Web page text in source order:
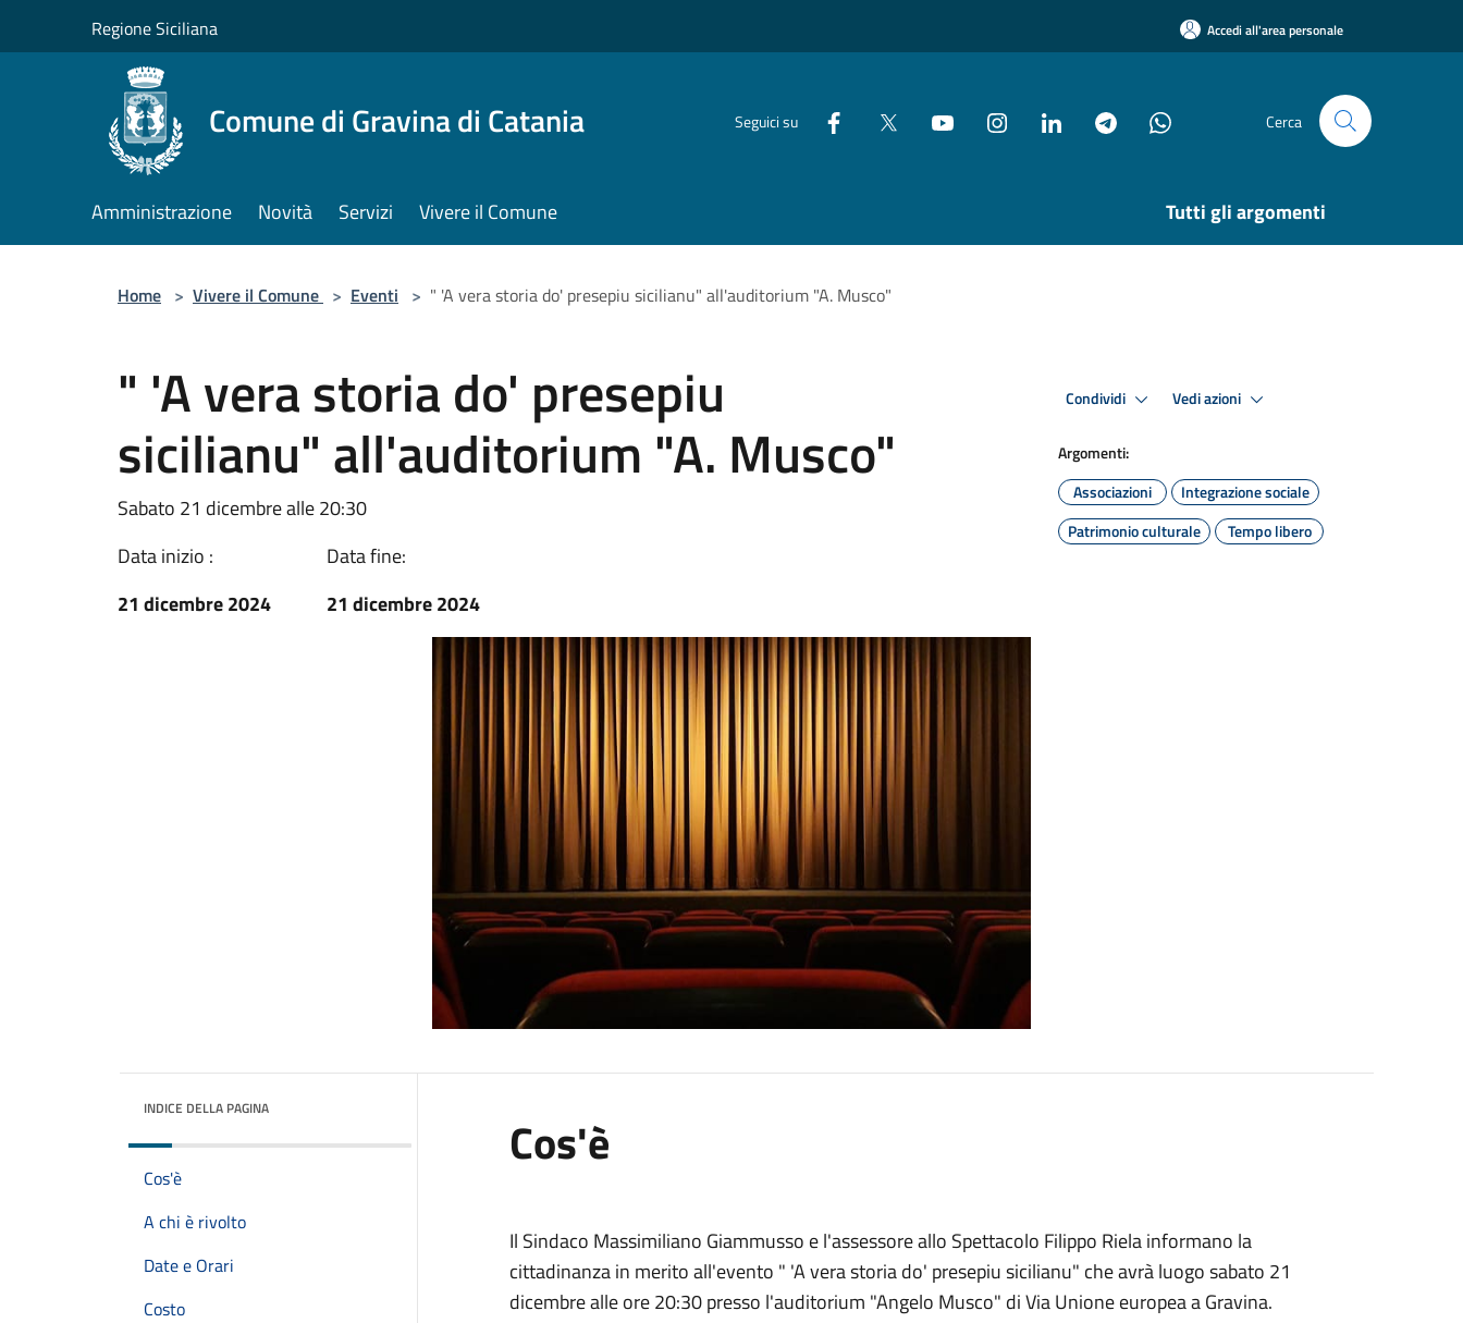
Regione Siciliana Accedi all'area personale
Comune di Gravina di Catania Seguici su Cerca
Amministrazione Novità Servizi Vivere il Comune Tutti gli argomenti
Home > Vivere il Comune > Eventi > " 'A vera storia do' presepiu sicilianu" all'auditorium "A. Musco"
" 'A vera storia do' presepiu
sicilianu" all'auditorium "A. Musco"
Sabato 21 dicembre alle 20:30
Data inizio :
21 dicembre 2024
Data fine:
21 dicembre 2024
Condividi Vedi azioni
Argomenti:
Associazioni
Integrazione sociale
Patrimonio culturale
Tempo libero
INDICE DELLA PAGINA
Cos'è
A chi è rivolto
Date e Orari
Costo
Cos'è
Il Sindaco Massimiliano Giammusso e l'assessore allo Spettacolo Filippo Riela informano la
cittadinanza in merito all'evento " 'A vera storia do' presepiu sicilianu" che avrà luogo sabato 21
dicembre alle ore 20:30 presso l'auditorium "Angelo Musco" di Via Unione europea a Gravina.